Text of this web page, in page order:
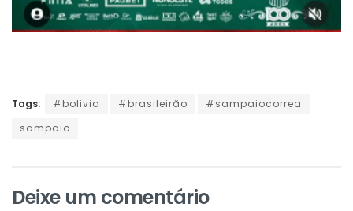
Tags: #bolivia #brasileirão
#sampaiocorrea
sampaio
Deixe um comentário